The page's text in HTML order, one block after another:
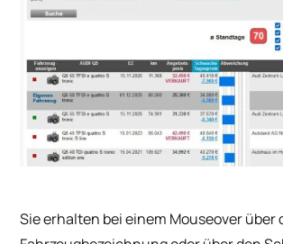
Sie erhalten bei einem Mouseover über